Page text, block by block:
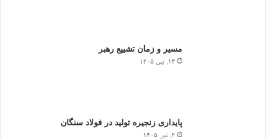
مسیر و زمان تشییع رهبر
۱۳, تیر, ۱۴۰۵
پایداری زنجیره تولید در فولاد سنگان
۲, تیر, ۱۴۰۵